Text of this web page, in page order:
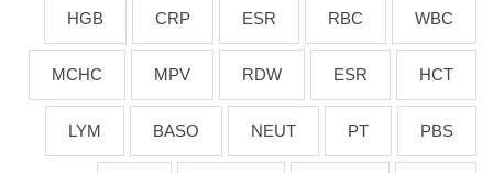
WBC
RBC
ESR
CRP
HGB
HCT
ESR
RDW
MPV
MCHC
PBS
PT
NEUT
BASO
LYM